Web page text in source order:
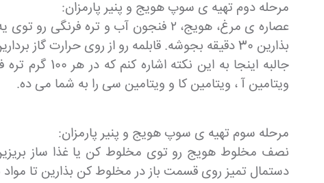
مرحله دوم تهیه ی سوپ هویج و پنیر پارمزان:
عصاره ی مرغ، هویج، ۲ فنجون آب و
بذارین 30 دقیقه بجوشه. قابلمه رو از روی حرارت گاز بردارین و بذارین ۱۰ دقیقه کنار بمونه تا مقداری خنک بشه.
ویتامین آ ، ویتامین کا و ویتامین سی را به شما می ده.
مرحله سوم تهیه ی سوپ هویج و پنیر پارمزان:
نصف مخلوط هویج رو توی مخلوط کن یا غذا ساز بریزین
دستمال تمیز روی قسمت باز در مخلوط کن بذارین تا مواد